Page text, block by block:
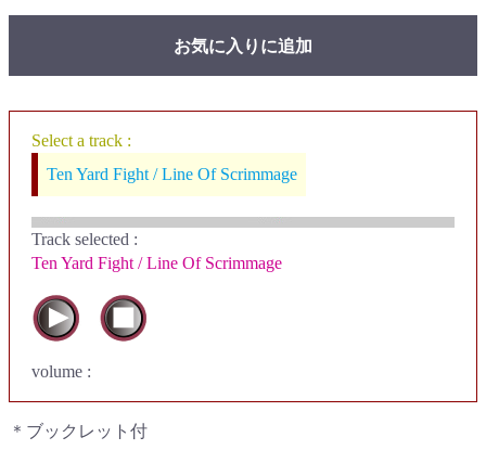
お気に入りに追加
Select a track :
Ten Yard Fight / Line Of Scrimmage
Track selected :
Ten Yard Fight / Line Of Scrimmage
volume :
＊ブックレット付